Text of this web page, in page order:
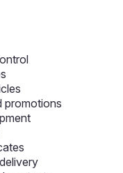
promotions